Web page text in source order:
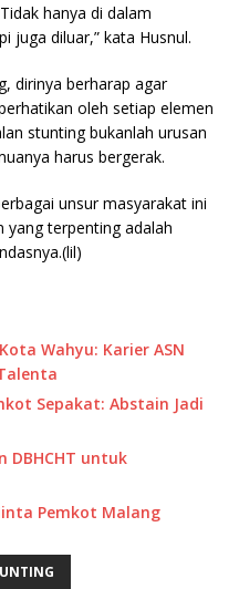
hanya di dalam
juga diluar,” kata Husnul.
dirinya berharap agar
oleh setiap elemen
stunting bukanlah urusan
harus bergerak.
unsur masyarakat ini
yang terpenting adalah
Wahyu: Karier ASN
Sepakat: Abstain Jadi
DBHCHT untuk
Pemkot Malang